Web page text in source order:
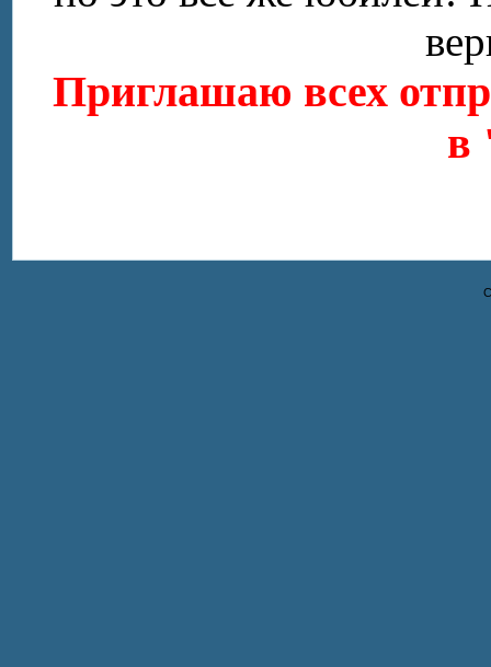
Приглашаю всех
в